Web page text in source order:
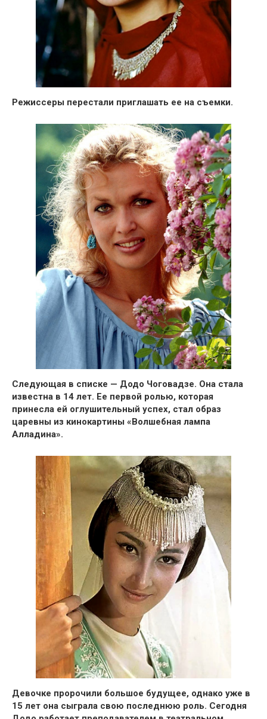
Режиссеры перестали приглашать ее на съемки.
Следующая в списке — Додо Чоговадзе. Она стала
известна в 14 лет. Ее первой ролью, которая
принесла ей оглушительный успех, стал образ
царевны из кинокартины «Волшебная лампа
Алладина».
Девочке пророчили большое будущее, однако уже в
15 лет она сыграла свою последнюю роль. Сегодня